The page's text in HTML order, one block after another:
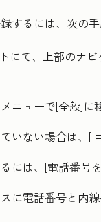
するには、次の手
にて、上部のナ
ニューで[全般]に
いない場合は、[
には、[電話番号
に電話番号と内